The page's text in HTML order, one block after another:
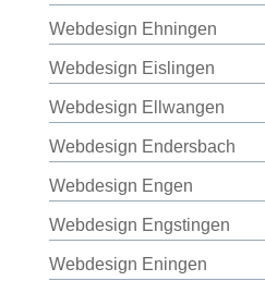
Webdesign Ehningen
Webdesign Eislingen
Webdesign Ellwangen
Webdesign Endersbach
Webdesign Engen
Webdesign Engstingen
Webdesign Eningen